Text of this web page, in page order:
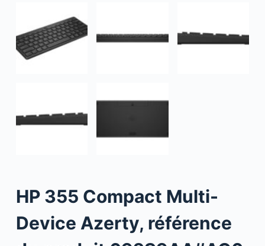
HP 355 Compact Multi-
Device Azerty, référence